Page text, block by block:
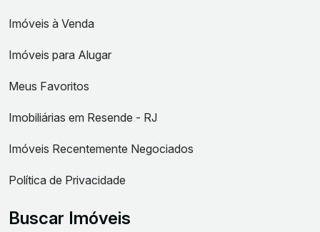
Imóveis à Venda
Imóveis para Alugar
Meus Favoritos
Imobiliárias em Resende - RJ
Imóveis Recentemente Negociados
Política de Privacidade
Buscar Imóveis